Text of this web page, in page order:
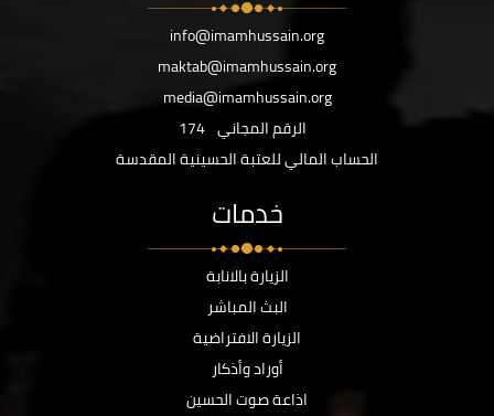
info@imamhussain.org
maktab@imamhussain.org
media@imamhussain.org
الرقم المجاني 174
الحساب المالي للعتبة الحسينية المقدسة
خدمات
الزيارة بالانابة
البث المباشر
الزيارة الافتراضية
أوراد وأذكار
اذاعة صوت الحسين